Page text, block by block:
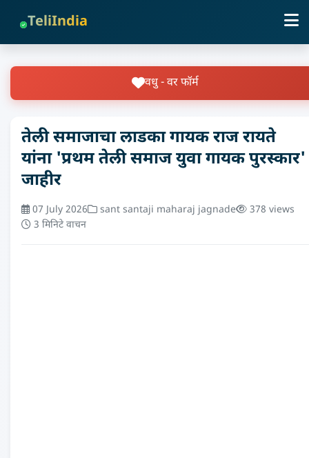
TeliIndia
वधु - वर फॉर्म
तेली समाजाचा लाडका गायक राज रायते
यांना 'प्रथम तेली समाज युवा गायक पुरस्कार'
जाहीर
07 July 2026 sant santaji maharaj jagnade
378 views
3 मिनिटे वाचन